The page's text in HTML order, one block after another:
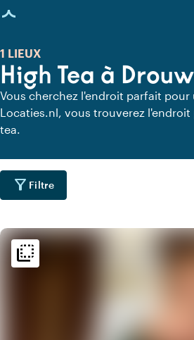
chargée
High Tea à
1 LIEUX
Vous cherchez l'endroit parfait pour
Locaties.nl, vous trouverez
tea.
filter_alt Filtre
flip_to_back
flip_to_back